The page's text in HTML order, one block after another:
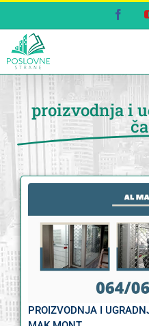
content
proizvodnja i
PROIZVODNJA I